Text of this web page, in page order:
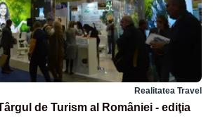
Realitatea Travel
de Turism al României - ediţia